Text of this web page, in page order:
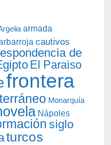
armada
cautivos
de
El Paraiso
frontera
Monarquía
Nápoles
siglo
turcos